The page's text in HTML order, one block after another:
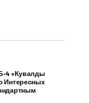
4 «Кувалды
Интересных